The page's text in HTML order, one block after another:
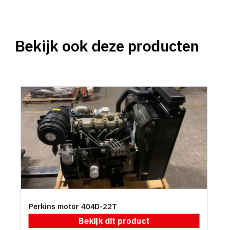
Bekijk ook deze producten
Perkins motor 404D-22T
Bekijk dit product